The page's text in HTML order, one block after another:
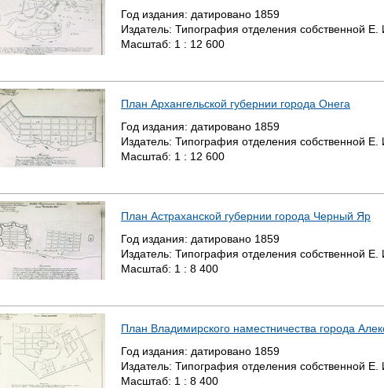
И
Год издания: датировано 1859
Издатель: Типография отделения собственной Е.
Масштаб: 1 : 12 600
План Архангельской губернии города Онега
Год издания: датировано 1859
Издатель: Типография отделения собственной Е.
Масштаб: 1 : 12 600
План Астраханской губернии города Черный Яр
Год издания: датировано 1859
Издатель: Типография отделения собственной Е.
Масштаб: 1 : 8 400
План Владимирского наместничества города
Год издания: датировано 1859
Издатель: Типография отделения собственной Е.
Масштаб: 1 : 8 400